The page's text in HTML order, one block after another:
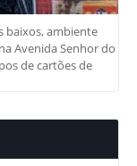
baixos, ambiente
Avenida Senhor do
de cartões de